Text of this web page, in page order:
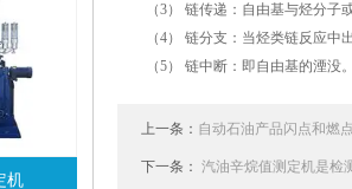
机
（3） 链传递：自由基与烃分子或
（4） 链分支：当烃类链反应中出
（5） 链中断：即自由基的湮没。
上一条： 自动石油产品闪点和燃
下一条： 汽油辛烷值测定机是检